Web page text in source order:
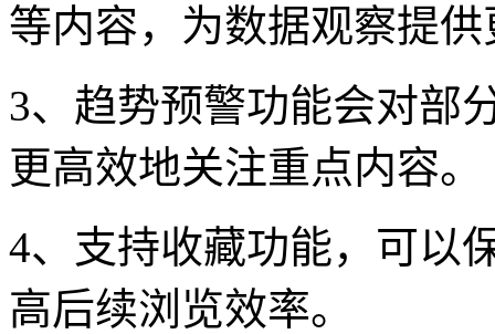
等内容，为数据观察提
3、趋势预警功能会对部
更高效地关注重点内容。
4、支持收藏功能，可以
高后续浏览效率。